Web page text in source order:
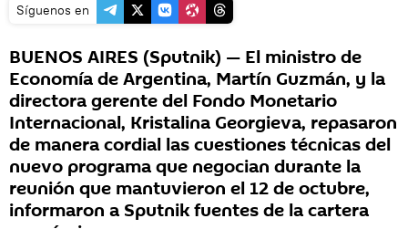
Síguenos en
BUENOS AIRES (Sputnik) — El ministro de
Economía de Argentina, Martín Guzmán, y la
directora gerente del Fondo Monetario
Internacional, Kristalina Georgieva, repasaron
de manera cordial las cuestiones técnicas del
nuevo programa que negocian durante la
reunión que mantuvieron el 12 de octubre,
informaron a Sputnik fuentes de la cartera